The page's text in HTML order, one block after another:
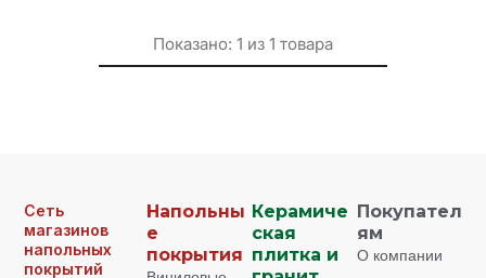
Показано: 1 из 1 товара
Сеть
магазинов
напольных
покрытий
Напольны
е
покрытия
Керамиче
ская
плитка и
Покупател
ям
О компании